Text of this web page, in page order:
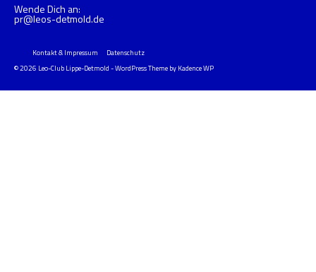
Wende Dich an:
pr@leos-detmold.de
Kontakt & Impressum
Datenschutz
© 2026 Leo-Club Lippe-Detmold - WordPress Theme by Kadence WP